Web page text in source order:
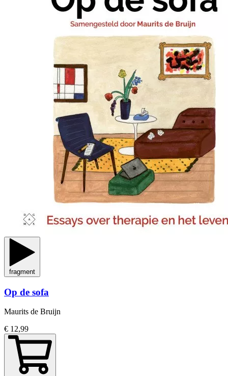
fragment
Op de sofa
Maurits de Bruijn
€ 12,99